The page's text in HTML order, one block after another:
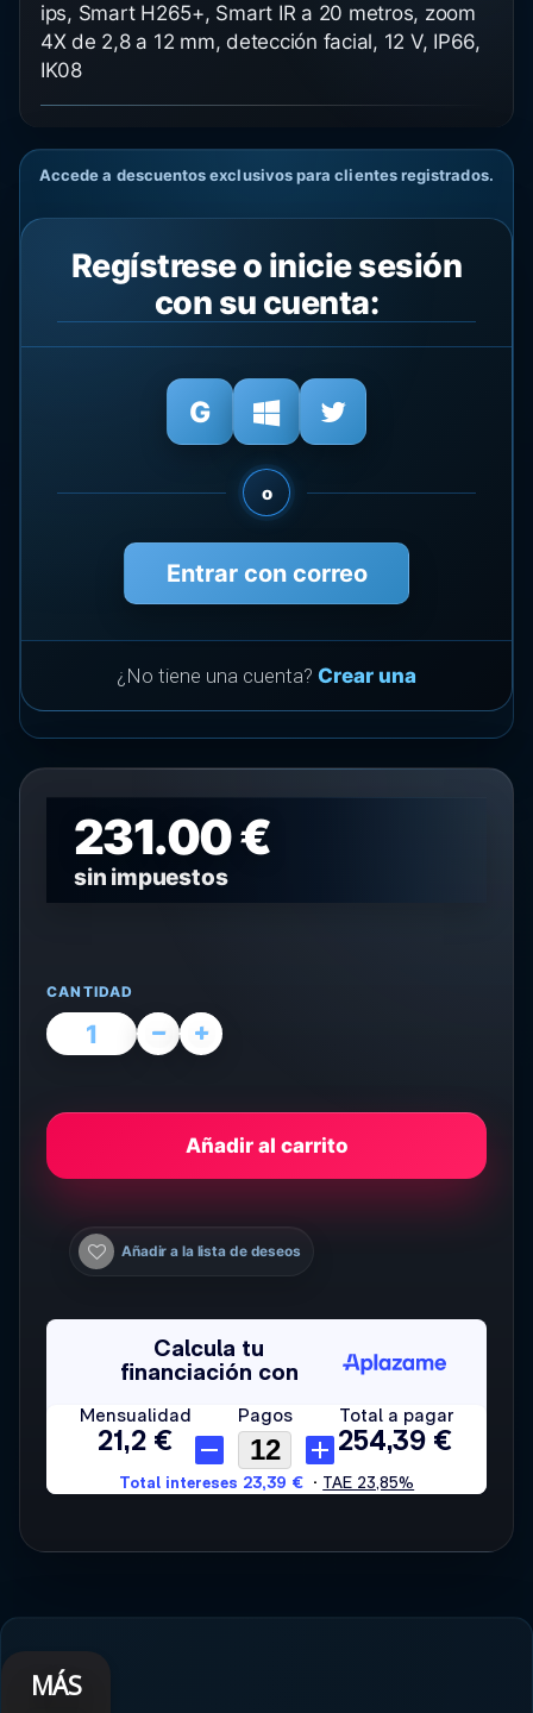
ips, Smart H265+, Smart IR a 20 metros, zoom
4X de 2,8 a 12 mm, detección facial, 12 V, IP66,
IK08
Accede a descuentos exclusivos para clientes registrados.
Regístrese o inicie sesión
con su cuenta:
o
Entrar con correo
¿No tiene una cuenta? Crear una
231.00 €
sin impuestos
CANTIDAD
Añadir al carrito
Añadir a la lista de deseos
MÁS